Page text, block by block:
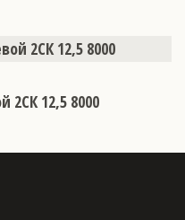
2СК 12,5 8000